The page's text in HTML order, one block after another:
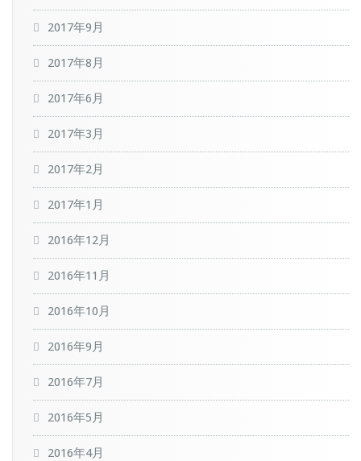
2017年9月
2017年8月
2017年6月
2017年3月
2017年2月
2017年1月
2016年12月
2016年11月
2016年10月
2016年9月
2016年7月
2016年5月
2016年4月